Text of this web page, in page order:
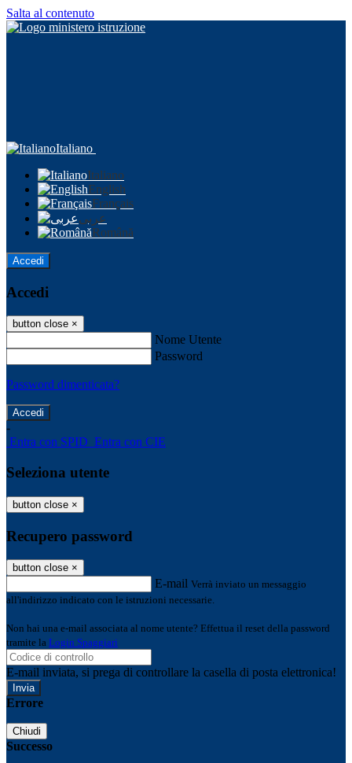
Salta al contenuto
Italiano
Italiano
English
Français
عربى
Română
Accedi
Accedi
button close ×
Nome Utente
Password
Password dimenticata?
-
Entra con SPID Entra con CIE
Seleziona utente
button close ×
Recupero password
button close ×
E-mail Verrà inviato un messaggio
all'indirizzo indicato con le istruzioni necessarie.
Non hai una e-mail associata al nome utente? Effettua il reset della password
tramite la Login Spaggiari
E-mail inviata, si prega di controllare la casella di posta elettronica!
Errore
Chiudi
Successo